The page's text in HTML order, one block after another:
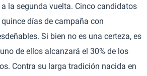
la segunda vuelta. Cinco candidatos
días de campaña con
Si bien no es una certeza, es
de ellos alcanzará el 30% de los
Contra su larga tradición nacida en